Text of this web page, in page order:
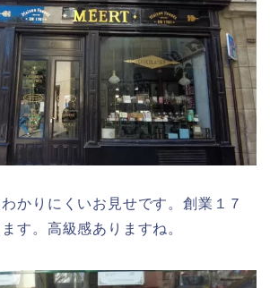
かりにくいお見せです。創業１７
す。高級感ありますね。